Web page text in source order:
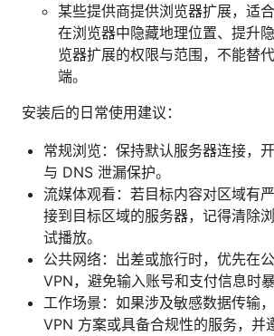
某些提供商提供浏览器扩展，适
在浏览器中隐藏地理位置、提升
览器扩展的权限与范围，不能替
端。
安装后的日常使用建议：
常规浏览：保持默认服务器连接，
与 DNS 泄漏保护。
流媒体观看：若目标内容对区域有
接到目标区域的服务器，记得清除
试播放。
公共网络：出差或旅行时，优先在
VPN，避免输入账号和支付信息时暴
工作场景：如果涉及敏感数据传输
VPN 方案或具备合规性的服务，并